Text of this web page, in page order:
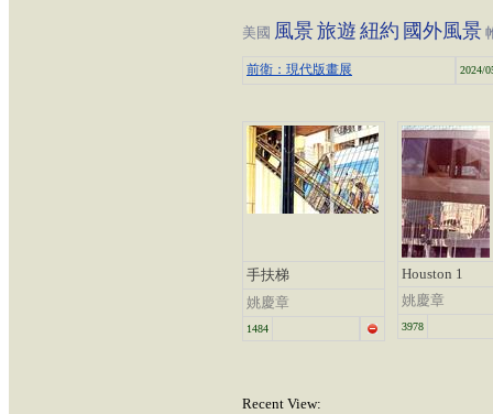
美國 風景旅遊 紐約 國外風景
前衛：現代版畫展 2024/
手扶梯
姚慶章
1484
Houston 1
姚慶章
3978
Recent View: